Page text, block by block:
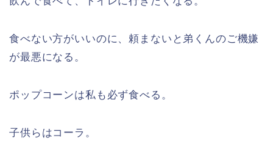
食べない方がいいのに、頼まないと弟くんのご機嫌
が最悪になる。
ポップコーンは私も必ず食べる。
子供らはコーラ。